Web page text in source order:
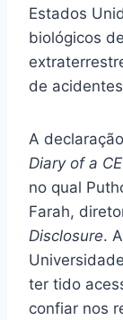
Estados
biológicos
de
A
Diary of a
no qual
Farah,
Disclosure.
ter tido
confiar nos